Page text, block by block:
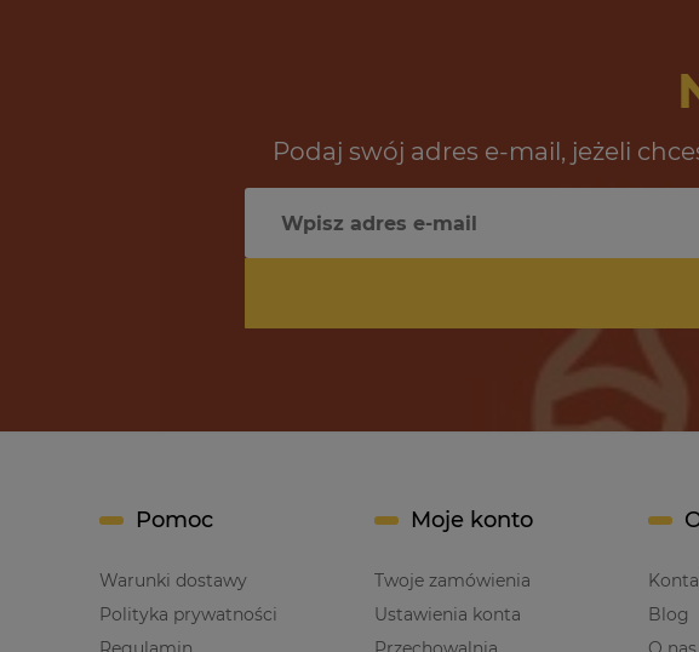
Podaj swój adres e-mail, jeżeli
Pomoc
Warunki dostawy
Polityka prywatności
Moje konto
Twoje zamówienia
Ustawienia konta
Blog